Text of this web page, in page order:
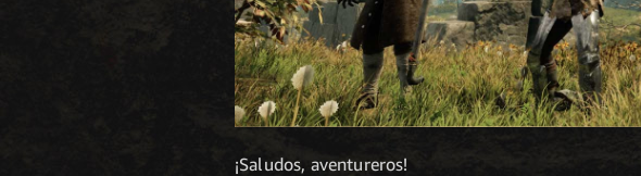
¡Saludos, aventureros!